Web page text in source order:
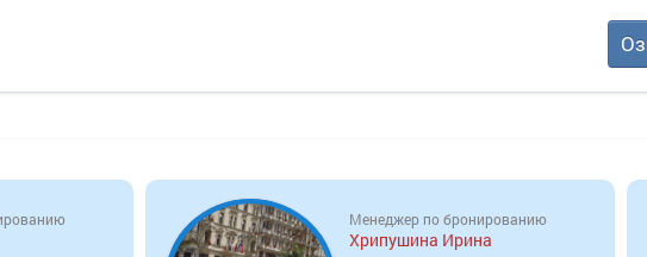
Менеджер по бронированию
Хрипушина Ирина